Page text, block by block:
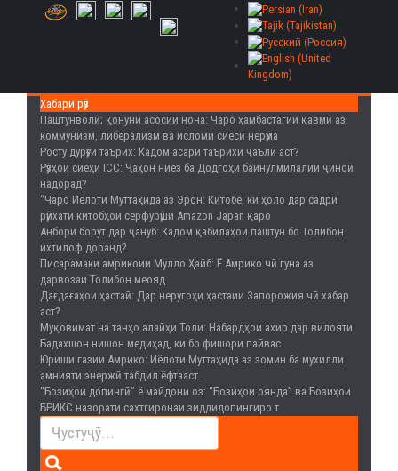
Хабари рӯз
Паштунволӣ; қонуни асосии нона: Чаро ҳамбастагии қавмӣ аз
коммунизм, либерализм ва исломи сиёсӣ нерӯма
Росту дурӯғи таърих: Кадом асари таърихи ҷаълӣ аст?
Рӯзҳои сиёҳи ICC: Ҷаҳон ниёз ба Додгоҳи байнулмилалии ҷиноӣ
надорад?
“Чаро Иёлоти Муттаҳида аз Эрон: Китобе, ки ҳоло дар садри
рӯйхати китобҳои серфурӯши Amazon Japan қаро
Анбори борут дар ҷануб: Кадом қабилаҳои паштун бо Толибон
ихтилоф доранд?
Писарамаки амрикоии Мулло Ҳайб: Ё Амрико чӣ гуна аз
дарвозаи Толибон меояд
Дағдағаҳои ҳастаӣ: Дар неругоҳи ҳастаии Запорожия чӣ хабар
аст?
Муқовимат на танҳо алайҳи Толи: Набардҳои ахир дар вилояти
Бадахшон нишон медиҳад, ки бо фишори пайвас
Юриши газии Амрико: Иёлоти Муттаҳида аз зомин ба мухилли
амнияти энержӣ табдил ёфтааст.
“Бозиҳои допингӣ” ё майдони оз: “Бозиҳои оянда” ва Бозиҳои
БРИКС назорати сахтгиронаи зиддидопингиро т